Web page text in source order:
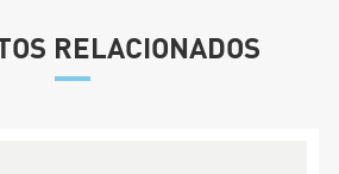
RELACIONADOS